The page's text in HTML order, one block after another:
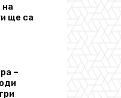
на
ще са
–